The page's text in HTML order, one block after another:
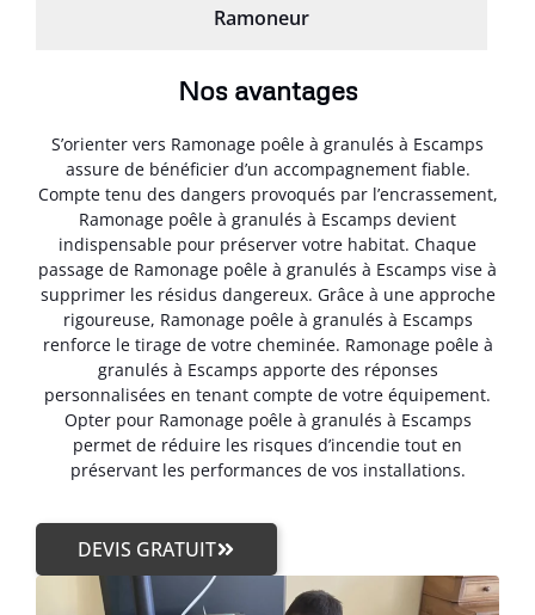
Ramoneur
Nos avantages
S’orienter vers Ramonage poêle à granulés à Escamps
assure de bénéficier d’un accompagnement fiable.
Compte tenu des dangers provoqués par l’encrassement,
Ramonage poêle à granulés à Escamps devient
indispensable pour préserver votre habitat. Chaque
passage de Ramonage poêle à granulés à Escamps vise à
supprimer les résidus dangereux. Grâce à une approche
rigoureuse, Ramonage poêle à granulés à Escamps
renforce le tirage de votre cheminée. Ramonage poêle à
granulés à Escamps apporte des réponses
personnalisées en tenant compte de votre équipement.
Opter pour Ramonage poêle à granulés à Escamps
permet de réduire les risques d’incendie tout en
préservant les performances de vos installations.
DEVIS GRATUIT